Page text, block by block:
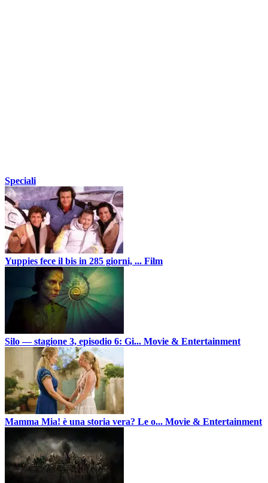
Speciali
Yuppies fece il bis in 285 giorni, ... Film
Silo — stagione 3, episodio 6: Gi... Movie & Entertainment
Mamma Mia! è una storia vera? Le o... Movie & Entertainment